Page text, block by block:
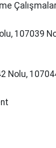
107039
Nolu,